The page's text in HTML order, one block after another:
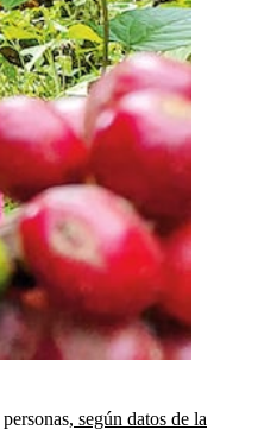
según datos de la